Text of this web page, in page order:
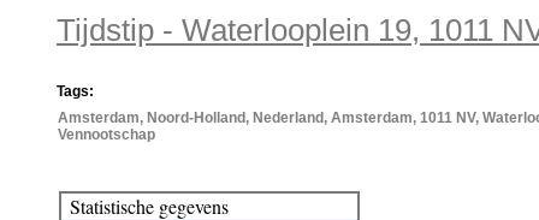
Tijdstip - Waterlooplein 19, 1011
Tags:
Amsterdam, Noord-Holland, Nederland, Amsterdam, 1011 NV,
Vennootschap
Statistische gegevens